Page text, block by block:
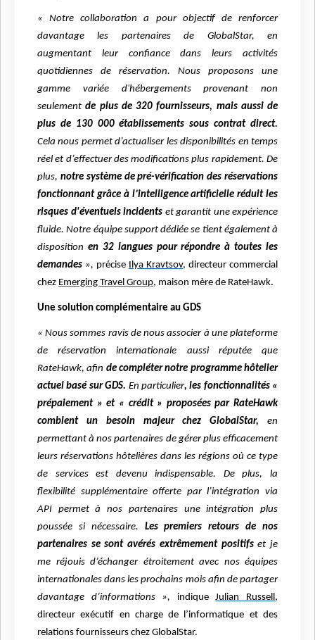
« Notre collaboration a pour objectif de renforcer
davantage les partenaires de GlobalStar, en
augmentant leur confiance dans leurs activités
quotidiennes de réservation. Nous proposons une
gamme variée d'hébergements provenant non
seulementde plus de 320 fournisseurs, mais aussi de
plus de 130 000 établissements sous contrat direct.
Cela nous permet d’actualiser les disponibilités en temps
réel et d’effectuer des modifications plus rapidement. De
plus, notre système de pré-vérification des réservations
fonctionnant grâce à l’intelligence artificielle réduit les
risques d'éventuels incidents et garantit une expérience
fluide. Notre équipe support dédiée se tient également à
disposition en 32 langues pour répondre à toutes les
demandes », précise Ilya Kravtsov, directeur commercial
chez Emerging Travel Group, maison mère de RateHawk.
Une solution complémentaire au GDS
« Nous sommes ravis de nous associer à une plateforme
de réservation internationale aussi réputée que
RateHawk, afin de compléter notre programme hôtelier
actuel basé sur GDS. En particulier, les fonctionnalités «
prépaiement » et « crédit » proposées par RateHawk
comblent un besoin majeur chez GlobalStar, en
permettant à nos partenaires de gérer plus efficacement
leurs réservations hôtelières dans les régions où ce type
de services est devenu indispensable. De plus, la
flexibilité supplémentaire offerte par l’intégration via
API permet à nos partenaires une intégration plus
poussée si nécessaire. Les premiers retours de nos
partenaires se sont avérés extrêmement positifset je
me réjouis d’échanger étroitement avec nos équipes
internationales dans les prochains mois afin de partager
davantage d’informations », indiqueJulian Russell,
directeur exécutif en charge de l’informatique et des
relations fournisseurs chez GlobalStar.